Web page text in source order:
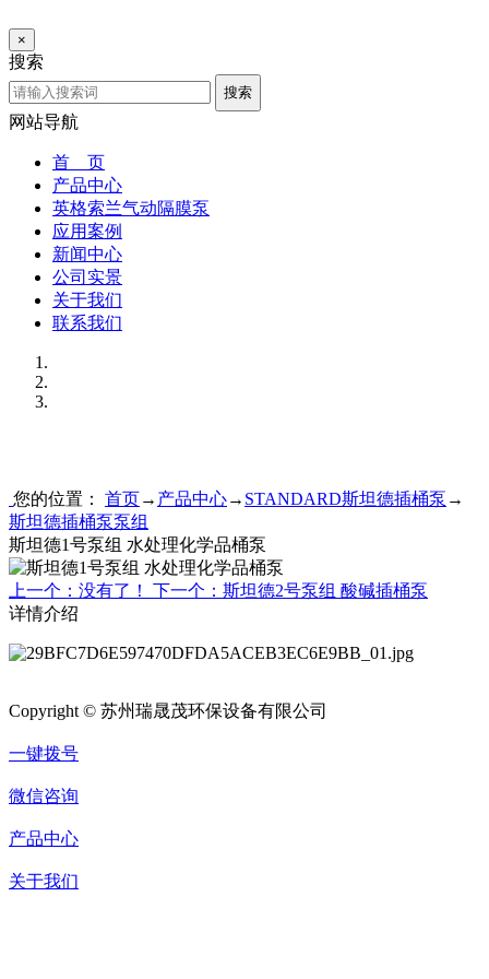
×
搜索
搜索
网站导航
首 页
产品中心
英格索兰气动隔膜泵
应用案例
新闻中心
公司实景
关于我们
联系我们
您的位置： 首页→ 产品中心→ STANDARD斯坦德插桶泵 →
斯坦德插桶泵泵组
斯坦德1号泵组 水处理化学品桶泵
上一个：没有了！ 下一个：斯坦德2号泵组 酸碱插桶泵
详情介绍
Copyright © 苏州瑞晟茂环保设备有限公司
一键拨号
微信咨询
产品中心
关于我们